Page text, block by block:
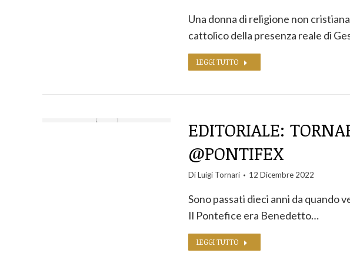
Una donna di religione non
cattolico della presenza reale di
LEGGI TUTTO
EDITORIALE:
@PONTIFEX
DiLuigi Tornari 12 Dicembre 2022
Sono passati dieci anni da quando
Il Pontefice era Benedetto…
LEGGI TUTTO